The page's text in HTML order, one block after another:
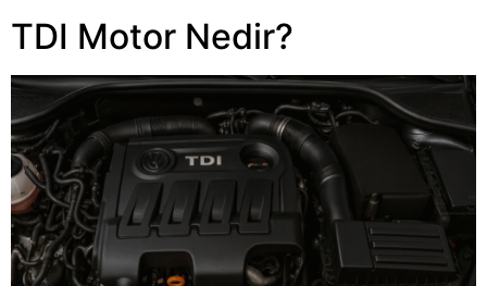
TDI Motor Nedir?